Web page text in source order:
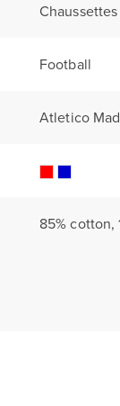
Chaussettes
Football
Atletico
85% cotton,